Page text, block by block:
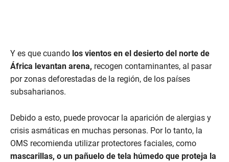
Y es que cuando los vientos en el desierto del norte de
África levantan arena, recogen contaminantes, al pasar
por zonas deforestadas de la región, de los países
subsaharianos.
Debido a esto, puede provocar la aparición de alergias y
crisis asmáticas en muchas personas. Por lo tanto, la
OMS recomienda utilizar protectores faciales, como
mascarillas, o un pañuelo de tela húmedo que proteja la